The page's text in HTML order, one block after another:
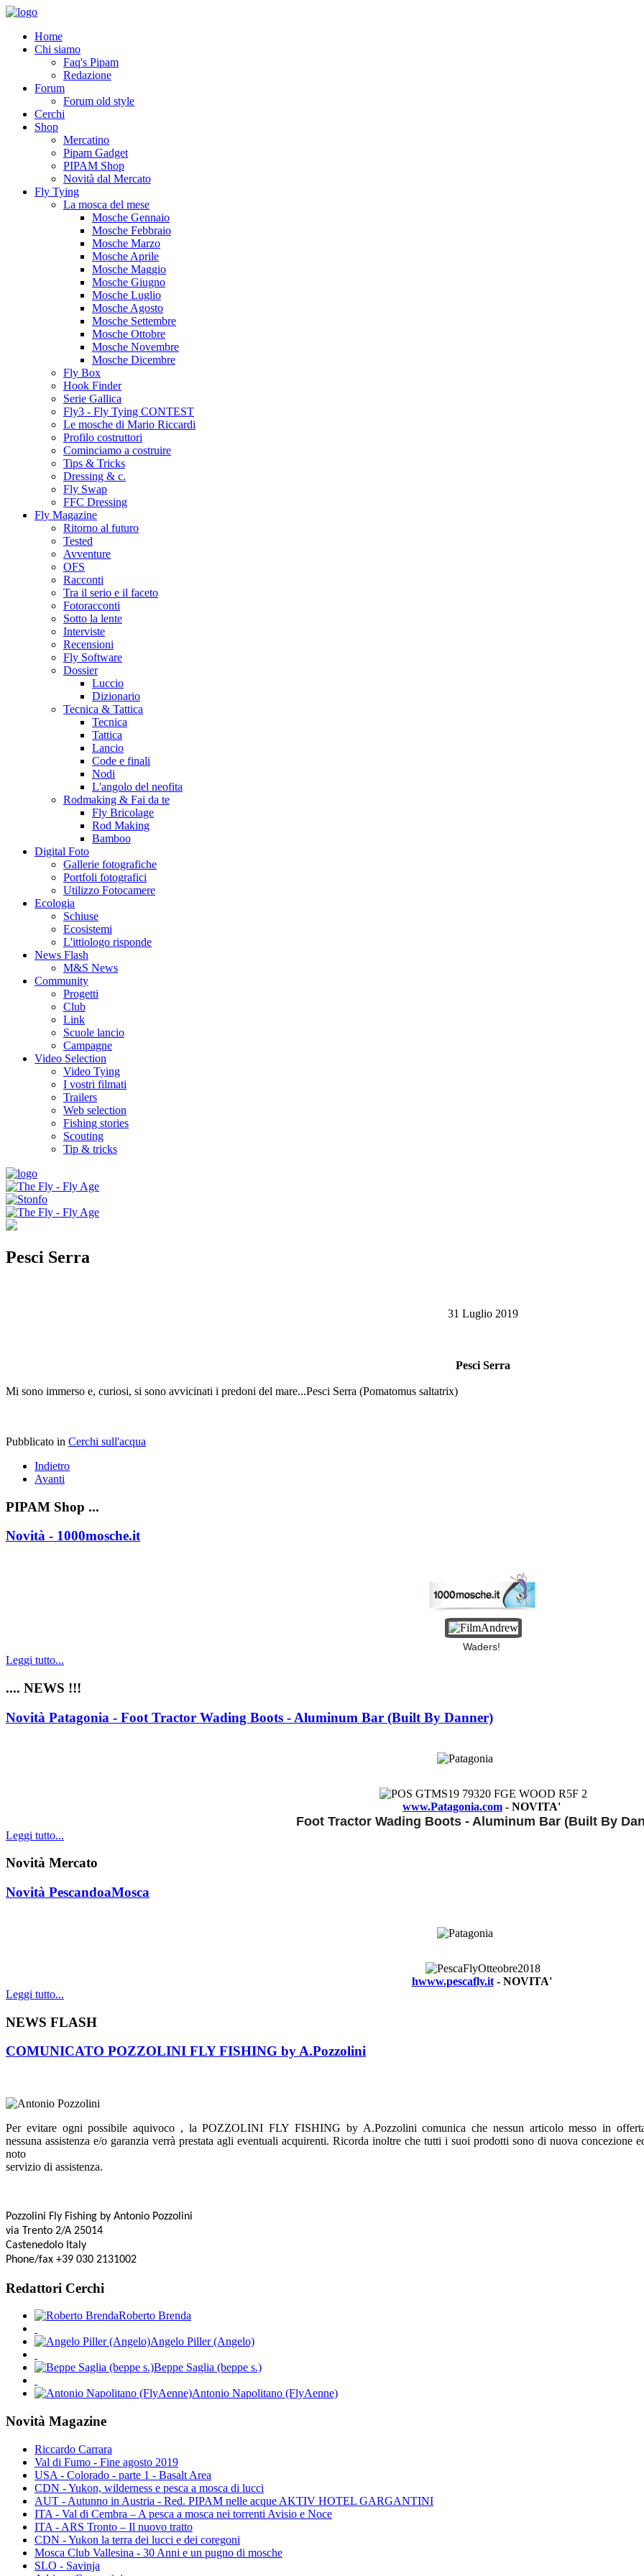
Home
Chi siamo
Faq's Pipam
Redazione
Forum
Forum old style
Cerchi
Shop
Mercatino
Pipam Gadget
PIPAM Shop
Novità dal Mercato
Fly Tying
La mosca del mese
Mosche Gennaio
Mosche Febbraio
Mosche Marzo
Mosche Aprile
Mosche Maggio
Mosche Giugno
Mosche Luglio
Mosche Agosto
Mosche Settembre
Mosche Ottobre
Mosche Novembre
Mosche Dicembre
Fly Box
Hook Finder
Serie Gallica
Fly3 - Fly Tying CONTEST
Le mosche di Mario Riccardi
Profilo costruttori
Cominciamo a costruire
Tips & Tricks
Dressing & c.
Fly Swap
FFC Dressing
Fly Magazine
Ritorno al futuro
Tested
Avventure
OFS
Racconti
Tra il serio e il faceto
Fotoracconti
Sotto la lente
Interviste
Recensioni
Fly Software
Dossier
Luccio
Dizionario
Tecnica & Tattica
Tecnica
Tattica
Lancio
Code e finali
Nodi
L'angolo del neofita
Rodmaking & Fai da te
Fly Bricolage
Rod Making
Bamboo
Digital Foto
Gallerie fotografiche
Portfoli fotografici
Utilizzo Fotocamere
Ecologia
Schiuse
Ecosistemi
L'ittiologo risponde
News Flash
M&S News
Community
Progetti
Club
Link
Scuole lancio
Campagne
Video Selection
Video Tying
I vostri filmati
Trailers
Web selection
Fishing stories
Scouting
Tip & tricks
Pesci Serra
31 Luglio 2019
Pesci Serra
Mi sono immerso e, curiosi, si sono avvicinati i predoni del mare...Pesci Serra (Pomatomus saltatrix)
Pubblicato in Cerchi sull'acqua
Indietro
Avanti
PIPAM Shop ...
Novità - 1000mosche.it
Waders!
Leggi tutto...
.... NEWS !!!
Novità Patagonia - Foot Tractor Wading Boots - Aluminum Bar (Built By Danner)
www.Patagonia.com - NOVITA'
Foot Tractor Wading Boots - Aluminum Bar (Built By
Leggi tutto...
Novità Mercato
Novità PescandoaMosca
hwww.pescafly.it- NOVITA'
Leggi tutto...
NEWS FLASH
COMUNICATO POZZOLINI FLY FISHING by A.Pozzolini
Per evitare ogni possibile aquivoco , la POZZOLINI FLY FISHING by A.Pozzolini comunica che nessun articolo messo in
nessuna assistenza e/o garanzia verrà prestata agli eventuali acquirenti. Ricorda inoltre che tutti i suoi prodotti sono di nuova concezione
noto
servizio di assistenza.
Pozzolini Fly Fishing by Antonio Pozzolini
via Trento 2/A 25014
Castenedolo Italy
Phone/fax +39 030 2131002
Redattori Cerchi
Roberto Brenda
Angelo Piller (Angelo)
Beppe Saglia (beppe s.)
Antonio Napolitano (FlyAenne)
Novità Magazine
Riccardo Carrara
Val di Fumo - Fine agosto 2019
USA - Colorado - parte 1 - Basalt Area
CDN - Yukon, wilderness e pesca a mosca di lucci
AUT - Autunno in Austria - Red. PIPAM nelle acque AKTIV HOTEL GARGANTINI
ITA - Val di Cembra – A pesca a mosca nei torrenti Avisio e Noce
ITA - ARS Tronto – Il nuovo tratto
CDN - Yukon la terra dei lucci e dei coregoni
Mosca Club Vallesina - 30 Anni e un pugno di mosche
SLO - Savinja